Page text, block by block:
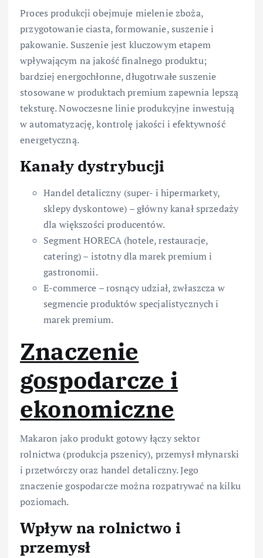
Proces produkcji obejmuje mielenie zboża,
przygotowanie ciasta, formowanie, suszenie i
pakowanie. Suszenie jest kluczowym etapem
wpływającym na jakość finalnego produktu;
bardziej energochłonne, długotrwałe suszenie
stosowane w produktach premium zapewnia lepszą
teksturę. Nowoczesne linie produkcyjne inwestują
w automatyzację, kontrolę jakości i efektywność
energetyczną.
Kanały dystrybucji
Handel detaliczny (super- i hipermarkety,
sklepy dyskontowe) – główny kanał sprzedaży
dla większości producentów.
Segment HORECA (hotele, restauracje,
catering) – istotny dla marek premium i
gastronomii.
E-commerce – rosnący udział, zwłaszcza w
segmencie produktów specjalistycznych i
marek premium.
Znaczenie
gospodarcze i
ekonomiczne
Makaron jako produkt gotowy łączy sektor
rolnictwa (produkcja pszenicy), przemysł młynarski
i przetwórczy oraz handel detaliczny. Jego
znaczenie gospodarcze można rozpatrywać na kilku
poziomach.
Wpływ na rolnictwo i
przemysł